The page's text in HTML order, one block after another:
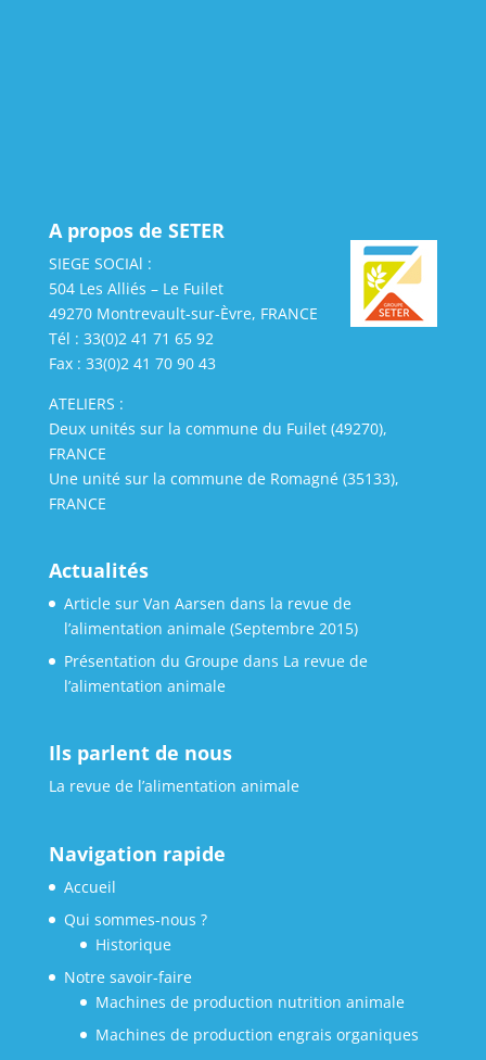
A propos de SETER
SIEGE SOCIAl :
504 Les Alliés – Le Fuilet
49270 Montrevault-sur-Èvre, FRANCE
Tél : 33(0)2 41 71 65 92
Fax : 33(0)2 41 70 90 43
ATELIERS :
Deux unités sur la commune du Fuilet (49270),
FRANCE
Une unité sur la commune de Romagné (35133),
FRANCE
Actualités
Article sur Van Aarsen dans la revue de
l’alimentation animale (Septembre 2015)
Présentation du Groupe dans La revue de
l’alimentation animale
Ils parlent de nous
La revue de l’alimentation animale
Navigation rapide
Accueil
Qui sommes-nous ?
Historique
Notre savoir-faire
Machines de production nutrition animale
Machines de production engrais organiques